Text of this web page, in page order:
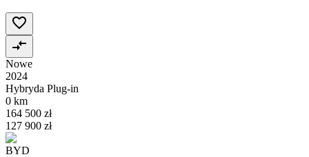
Nowe
2024
Hybryda Plug-in
0 km
164 500 zł
127 900 zł
BYD